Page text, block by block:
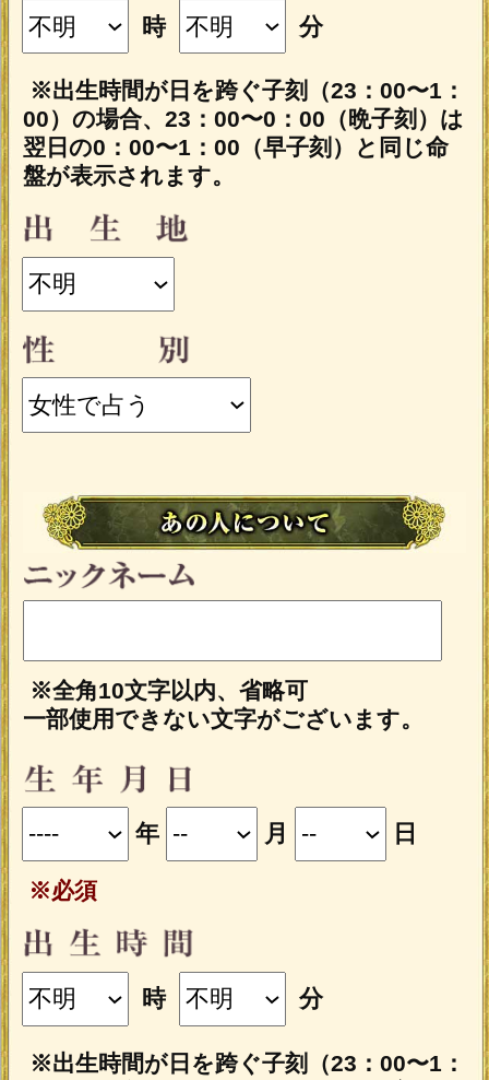
あの人の性別は、あなたと逆の性別が自
動的に設定されます。
入力した情報を記録しますか？
「一部無料で鑑定する」
と、鑑定結果の一部を無料でご覧になれ
ます。
こちらのメニューはうらなえる本格占
い会員割引対象メニューです。
会員以外の方のご利用には通常価格
1,870円(税込)/1回 が必要です。
※ご購入時にうらなえる本格占い会員の
IDでログイン済みの場合に、会員価格が
適用されます。
入下さい
会員登録（無料）すると、本格占いメニ
けます。
今すぐ会員登録する
占う前に内容のご確認をお願いします。
ご購入いただくと、サービス・コンテ
「一部無料で鑑定する」をタップする
と、鑑定結果の一部を無料でご覧になれ
ます。
■最初から有料で結果を見る場合■
「鑑定する（有料）」をクリックする
と、最初から鑑定結果のすべてをご覧に
なれます。